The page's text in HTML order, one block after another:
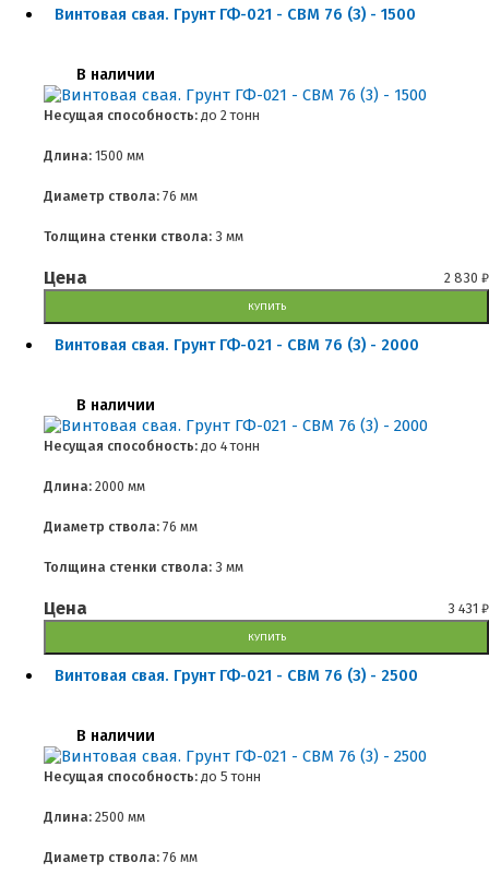
Винтовая свая. Грунт ГФ-021 - СВМ 76 (3) - 1500
В наличии
Несущая способность: до 2 тонн
Длина: 1500 мм
Диаметр ствола: 76 мм
Толщина стенки ствола: 3 мм
Цена 2 830 ₽
КУПИТЬ
Винтовая свая. Грунт ГФ-021 - СВМ 76 (3) - 2000
В наличии
Несущая способность: до 4 тонн
Длина: 2000 мм
Диаметр ствола: 76 мм
Толщина стенки ствола: 3 мм
Цена 3 431 ₽
КУПИТЬ
Винтовая свая. Грунт ГФ-021 - СВМ 76 (3) - 2500
В наличии
Несущая способность: до 5 тонн
Длина: 2500 мм
Диаметр ствола: 76 мм